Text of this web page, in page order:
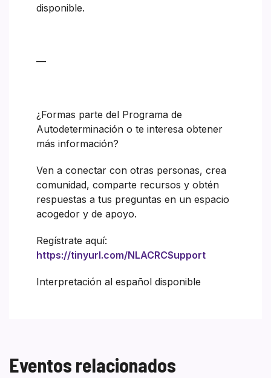
disponible.
—
¿Formas parte del Programa de
Autodeterminación o te interesa obtener
más información?
Ven a conectar con otras personas, crea
comunidad, comparte recursos y obtén
respuestas a tus preguntas en un espacio
acogedor y de apoyo.
Regístrate aquí:
https://tinyurl.com/NLACRCSupport
Interpretación al español disponible
Eventos relacionados